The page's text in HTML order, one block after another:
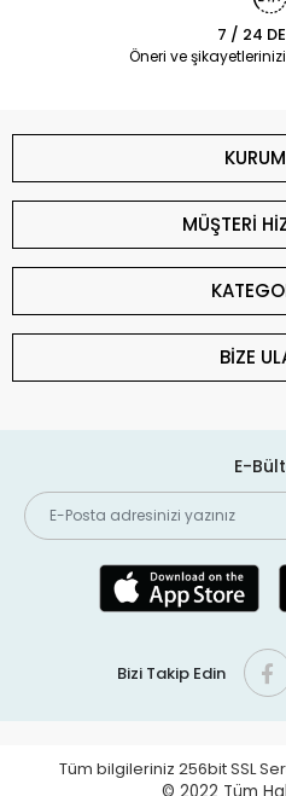
7 / 24
Öneri ve
MÜŞTERİ
BİZE
E-
Bizi Takip Edin
Tüm bilgileriniz 256bit SSL